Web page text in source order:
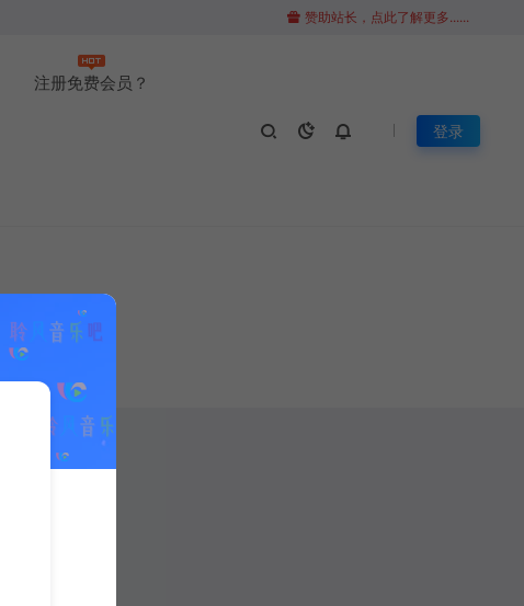
赞助站长，点此了解更多......
注册免费会员？
登录